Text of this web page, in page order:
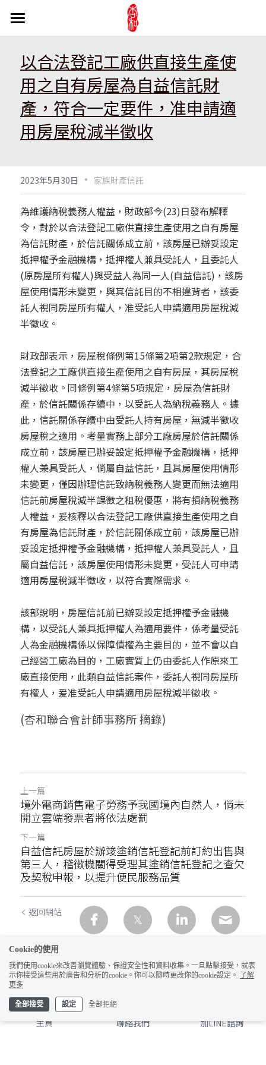
陳文炯會計師
事務所介紹
媒體與文章
交通超方便
杏和吃喝玩樂
訊息公告
最新消息
產學合作
網路相簿
醫療法人
醫療財團法人
醫療機構
長照法人
產業趨勢
長照相關法條
公益信託
股權信託
不動產信託
家族財產信託
信託與遺贈稅
公益活動
財團法人看見.齊柏林基金會
臺灣腸癌病友協會
專業服務
公司法
證券交易法
新公司設立
文創產業
其他專業服務
線上諮詢
聯絡資訊
加入我們
搜索
加LINE諮詢
以合法登記工廠供直接生產使
用之自有房屋為自益信託財
產，符合一定要件，准申請適
用房屋稅減半徵收
2023年5月30日 · 家族財產信託
為維護納稅義務人權益，財政部今(23)日發布解釋
令，對於以合法登記工廠供直接生產使用之自有房屋
為信託財產，於信託關係成立前，該房屋已辦妥設定
抵押權予金融機構，抵押權人兼具受託人，且委託人
(原房屋所有權人)與受益人為同一人(自益信託)，該房
屋使用情形未變更，與其信託目的不相違背者，該委
託人視同房屋所有權人，准受託人申請適用房屋稅減
半徵收。
財政部表示，房屋稅條例第15條第2項第2款規定，合
法登記之工廠供直接生產使用之自有房屋，其房屋稅
減半徵收。同條例第4條第5項規定，房屋為信託財
產，於信託關係存續中，以受託人為納稅義務人。據
此，信託關係存續中由受託人持有房屋，無減半徵收
房屋稅之適用。考量實務上部分工廠房屋於信託關係
成立前，該房屋已辦妥設定抵押權予金融機構，抵押
權人兼具受託人，倘屬自益信託，且其房屋使用情形
未變更，僅因辦理信託致納稅義務人變更而無法適用
信託前房屋稅減半課徵之租稅優惠，將有損納稅義務
人權益，爰核釋以合法登記工廠供直接生產使用之自
有房屋為信託財產，於信託關係成立前，該房屋已辦
妥設定抵押權予金融機構，抵押權人兼具受託人，且
屬自益信託，該房屋使用情形未變更，受託人可申請
適用房屋稅減半徵收，以符合實際需求。
該部說明，房屋信託前已辦妥設定抵押權予金融機
構，以受託人兼具抵押權人為適用要件，係考量受託
人為金融機構係以保障債權為主要目的，並不會以自
己經營工廠為目的，工廠實質上仍由委託人作原來工
廠直接使用，此類自益信託案件，委託人視同房屋所
有權人，爰准受託人申請適用房屋稅減半徵收。
(杏和聯合會計師事務所 摘錄)
上一篇
境外電商銷售電子勞務予我國境內自然人，倘未
開立雲端發票者將依法處罰
下一篇
自益信託房屋於辦竣塗銷信託登記前訂約出售與
第三人，稽徵機關得受理其塗銷信託登記之查欠
及契稅申報，以提升便民服務品質
返回網站
主頁 聯絡我們 加LINE諮詢
Cookie的使用
我們使用cookie來改善瀏覽體驗、保證安全性和資料收集。一旦點擊接受，就表
示你接受這些用於廣告和分析的cookie。你可以隨時更改你的cookie設定。
了解
更多
全部接受 設定 全部拒絕